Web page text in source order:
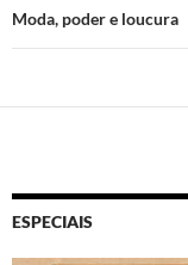
Moda, poder e loucura
ESPECIAIS